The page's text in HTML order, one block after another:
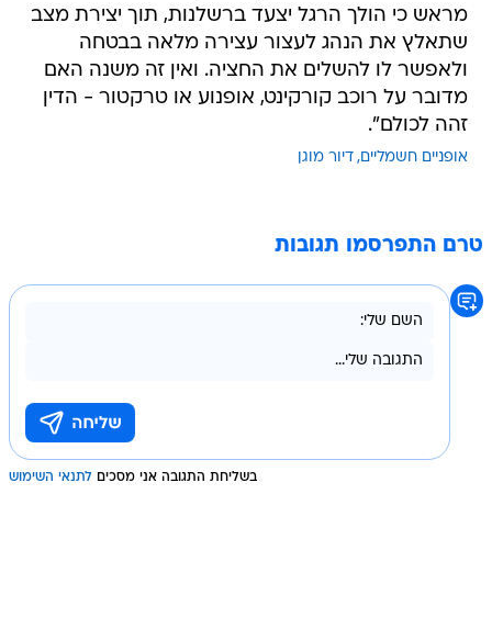
מראש כי הולך הרגל יצעד ברשלנות, תוך יצירת מצב
שתאלץ את הנהג לעצור עצירה מלאה בבטחה
ולאפשר לו להשלים את החציה. ואין זה משנה האם
מדובר על רוכב קורקינט, אופנוע או טרקטור - הדין
זהה לכולם".
אופניים חשמליים דיור מוגן
טרם התפרסמו תגובות
בשליחת התגובה אני מסכים לתנאי השימוש